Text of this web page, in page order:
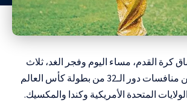
كرة القدم، مساء اليوم وفجر الغد، ثلاث
مواجهات قوية ضمن منافسات دور الـ32 من بطولة كأس العالم